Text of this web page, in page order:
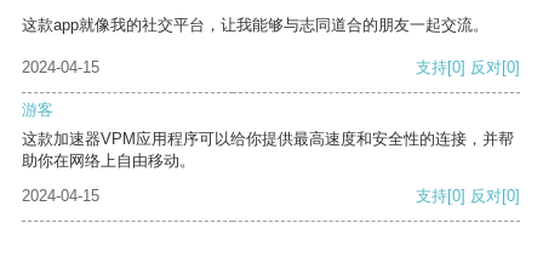
这款app就像我的社交平台，让我能够与志同道合的朋友一起交流。
2024-04-15 支持[0] 反对[0]
游客
这款加速器VPM应用程序可以给你提供最高速度和安全性的连接，并帮
助你在网络上自由移动。
2024-04-15
支持[0] 反对[0]